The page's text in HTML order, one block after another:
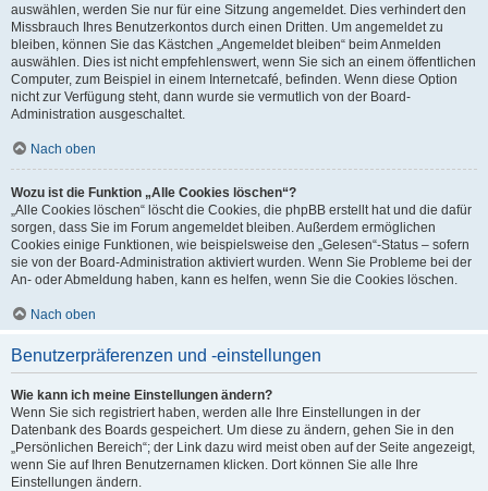
auswählen, werden Sie nur für eine Sitzung angemeldet. Dies verhindert den
Missbrauch Ihres Benutzerkontos durch einen Dritten. Um angemeldet zu
bleiben, können Sie das Kästchen „Angemeldet bleiben“ beim Anmelden
auswählen. Dies ist nicht empfehlenswert, wenn Sie sich an einem öffentlichen
Computer, zum Beispiel in einem Internetcafé, befinden. Wenn diese Option
nicht zur Verfügung steht, dann wurde sie vermutlich von der Board-
Administration ausgeschaltet.
Nach oben
Wozu ist die Funktion „Alle Cookies löschen“?
„Alle Cookies löschen“ löscht die Cookies, die phpBB erstellt hat und die dafür
sorgen, dass Sie im Forum angemeldet bleiben. Außerdem ermöglichen
Cookies einige Funktionen, wie beispielsweise den „Gelesen“-Status – sofern
sie von der Board-Administration aktiviert wurden. Wenn Sie Probleme bei der
An- oder Abmeldung haben, kann es helfen, wenn Sie die Cookies löschen.
Nach oben
Benutzerpräferenzen und -einstellungen
Wie kann ich meine Einstellungen ändern?
Wenn Sie sich registriert haben, werden alle Ihre Einstellungen in der
Datenbank des Boards gespeichert. Um diese zu ändern, gehen Sie in den
„Persönlichen Bereich“; der Link dazu wird meist oben auf der Seite angezeigt,
wenn Sie auf Ihren Benutzernamen klicken. Dort können Sie alle Ihre
Einstellungen ändern.